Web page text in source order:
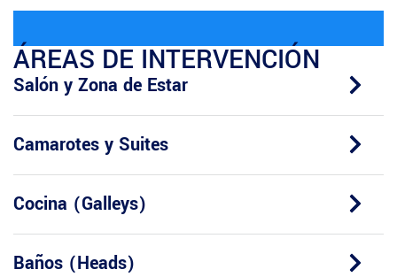
ÁREAS DE INTERVENCIÓN
Salón y Zona de Estar
Camarotes y Suites
Cocina (Galleys)
Baños (Heads)